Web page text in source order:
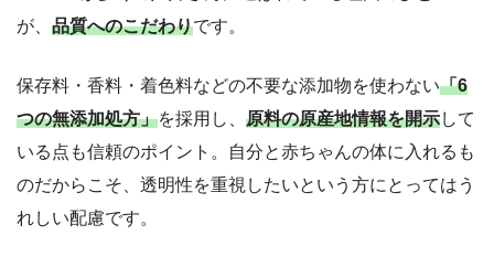
が、 品質へのこだわりです。
保存料・香料・着色料などの不要な添加物を使わない「6
つの無添加処方」を採用し、 原料の原産地情報を開示して
いる点も信頼のポイント。自分と赤ちゃんの体に入れるも
のだからこそ、透明性を重視したいという方にとってはう
れしい配慮です。